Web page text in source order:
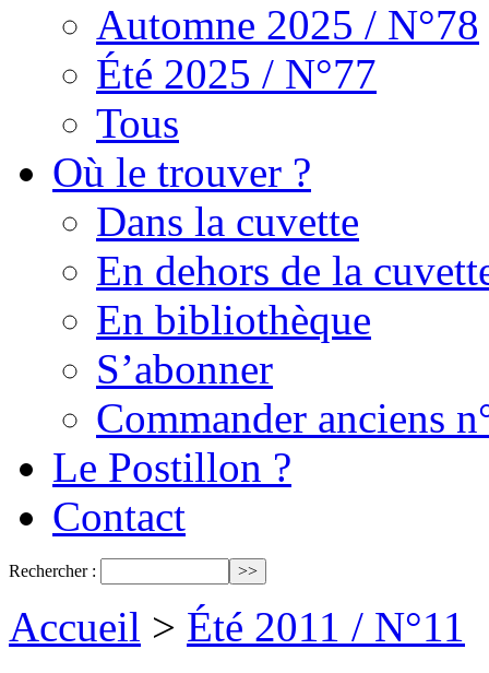
Automne 2025 / N°78
Été 2025 / N°77
Tous
Où le trouver ?
Dans la cuvette
En dehors de la
En bibliothèque
S’abonner
Commander anciens
Le Postillon ?
Contact
Rechercher :
Accueil > Été 2011 / N°11